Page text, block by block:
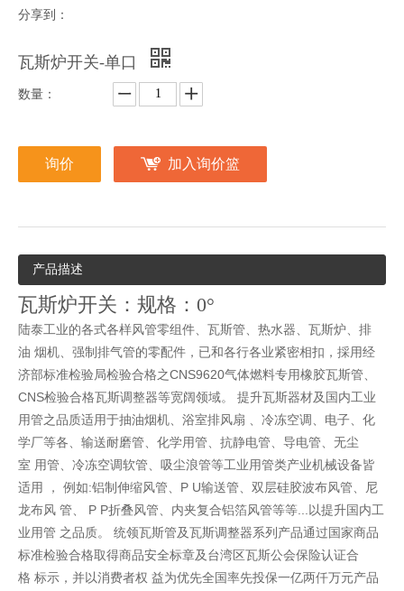
分享到：
瓦斯炉开关-单口
数量：
询价 加入询价篮
产品描述
瓦斯炉开关：规格：0°
陆泰工业的各式各样风管零组件、瓦斯管、热水器、瓦斯炉、排
油 烟机、强制排气管的零配件，已和各行各业紧密相扣，採用经
济部标准检验局检验合格之CNS9620气体燃料专用橡胶瓦斯管、
CNS检验合格瓦斯调整器等宽阔领域。 提升瓦斯器材及国内工业
用管之品质适用于抽油烟机、浴室排风扇 、冷冻空调、电子、化
学厂等各、输送耐磨管、化学用管、抗静电管、导电管、无尘
室 用管、冷冻空调软管、吸尘浪管等工业用管类产业机械设备皆
适用 ， 例如:铝制伸缩风管、P U输送管、双层硅胶波布风管、尼
龙布风 管、 P P折叠风管、内夹复合铝箔风管等等...以提升国内工
业用管 之品质。 统领瓦斯管及瓦斯调整器系列产品通过国家商品
标准检验合格取得商品安全标章及台湾区瓦斯公会保险认证合
格 标示，并以消费者权 益为优先全国率先投保一亿两仟万元产品